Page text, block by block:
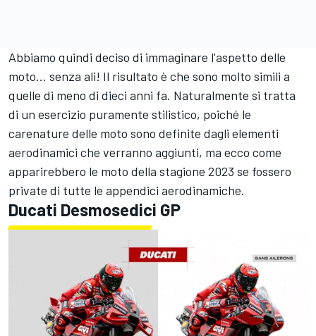
Abbiamo quindi deciso di immaginare l'aspetto delle
moto... senza ali! Il risultato è che sono molto simili a
quelle di meno di dieci anni fa. Naturalmente si tratta
di un esercizio puramente stilistico, poiché le
carenature delle moto sono definite dagli elementi
aerodinamici che verranno aggiunti, ma ecco come
apparirebbero le moto della stagione 2023 se fossero
private di tutte le appendici aerodinamiche.
Ducati Desmosedici GP